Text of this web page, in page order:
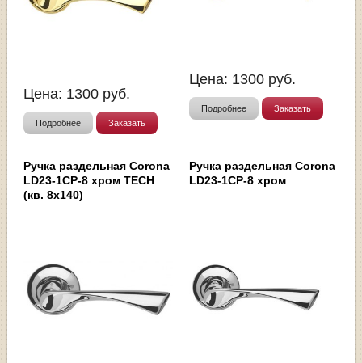
Цена: 1300 руб.
Подробнее Заказать
Цена: 1300 руб.
Подробнее Заказать
Ручка раздельная Corona
LD23-1CP-8 хром TECH
(кв. 8х140)
Ручка раздельная Corona
LD23-1CP-8 хром